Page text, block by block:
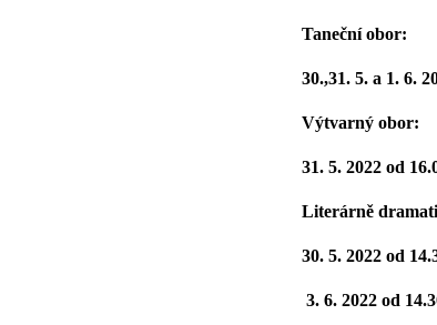
Taneční obor:
30.,31. 5. a 1. 6.
Výtvarný obor:
31. 5. 2022 od
Literárně
30. 5. 2022 od
3. 6. 2022 od